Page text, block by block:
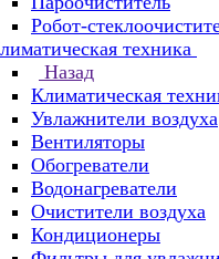
Робот-
техника
Назад
Климатическая
Увлажнители воздуха
Вентиляторы
Обогреватели
Водонагреватели
Очистители воздуха
Кондиционеры